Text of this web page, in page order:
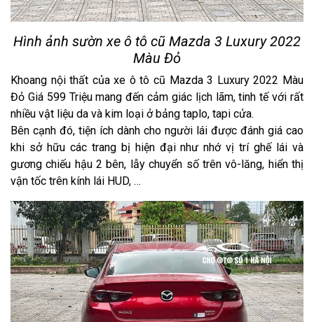
Hình ảnh sườn xe ô tô cũ Mazda 3 Luxury 2022
Màu Đỏ
Khoang nội thất của xe ô tô cũ Mazda 3 Luxury 2022 Màu
Đỏ Giá 599 Triệu mang đến cảm giác lịch lãm, tinh tế với rất
nhiều vật liệu da và kim loại ở bảng taplo, tapi cửa.
Bên cạnh đó, tiện ích dành cho người lái được đánh giá cao
khi sở hữu các trang bị hiện đại như nhớ vị trí ghế lái và
gương chiếu hậu 2 bên, lẫy chuyển số trên vô-lăng, hiển thị
vận tốc trên kính lái HUD, …